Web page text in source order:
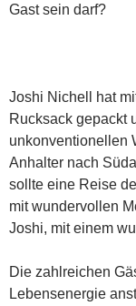
Gast sein darf?
Joshi Nichell hat
Rucksack gepackt
unkonventionellen
Anhalter nach
sollte eine Reise
mit wundervollen
Joshi, mit einem
Die zahlreichen
Lebensenergie